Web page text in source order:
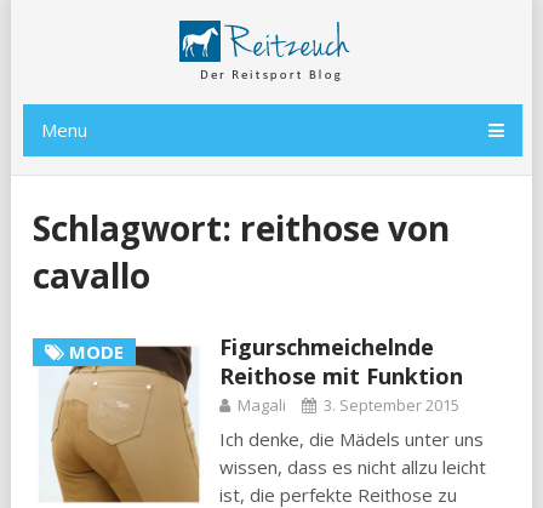
Menu
Schlagwort: reithose von
cavallo
MODE
Figurschmeichelnde
Reithose mit Funktion
Magali 3. September 2015
Ich denke, die Mädels unter uns
wissen, dass es nicht allzu leicht
ist, die perfekte Reithose zu